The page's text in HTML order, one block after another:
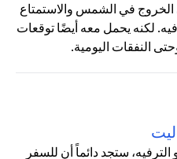
في الشمس والاستمتاع
لكنه يحمل معه أيضًا توقعات
النفقات اليومية.
ستجد دائماً أن للسفر